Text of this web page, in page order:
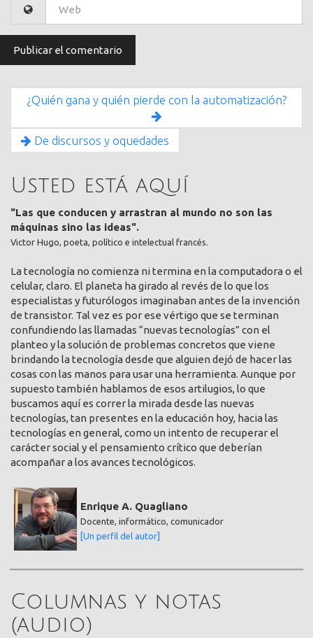
¿Quién gana y quién pierde con la automatización?
De discursos y oquedades
Usted está aquí
"Las que conducen y arrastran al mundo no son las
máquinas sino las ideas".
Victor Hugo, poeta, político e intelectual francés.
La tecnología no comienza ni termina en la computadora o el
celular, claro. El planeta ha girado al revés de lo que los
especialistas y futurólogos imaginaban antes de la invención
de transistor. Tal vez es por ese vértigo que se terminan
confundiendo las llamadas “nuevas tecnologías” con el
planteo y la solución de problemas concretos que viene
brindando la tecnología desde que alguien dejó de hacer las
cosas con las manos para usar una herramienta. Aunque por
supuesto también hablamos de esos artilugios, lo que
buscamos aquí es correr la mirada desde las nuevas
tecnologías, tan presentes en la educación hoy, hacia las
tecnologías en general, como un intento de recuperar el
carácter social y el pensamiento crítico que deberían
acompañar a los avances tecnológicos.
Enrique A. Quagliano
Docente, informático, comunicador
[Un perfil del autor]
Columnas y notas
(audio)